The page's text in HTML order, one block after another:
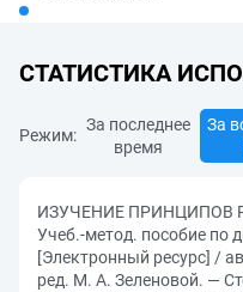
СТАТИСТИКА
Режим:
За последнее
время
За
ИЗУЧЕНИЕ ПРИНЦИПОВ
Учеб.-метод. пособие по
[Электронный ресурс] /
ред. М. А. Зеленовой. —